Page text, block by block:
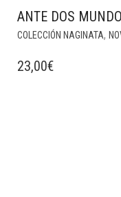
ANTE DOS
COLECCIÓN NAGINATA,
23,00€